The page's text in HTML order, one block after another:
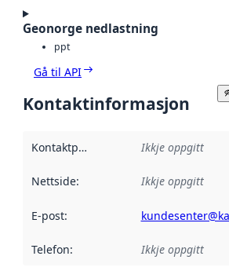
Geonorge nedlastning
ppt
Gå til API
Kontaktinformasjon
Kontaktpunkt Ikkje oppgitt
Nettside: Ikkje oppgitt
E-post:
Telefon: Ikkje oppgitt